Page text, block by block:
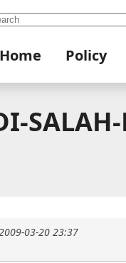
Home Policy
03-20 23:37